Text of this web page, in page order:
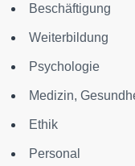
Beschäftigung
Weiterbildung
Psychologie
Medizin,
Ethik
Personal